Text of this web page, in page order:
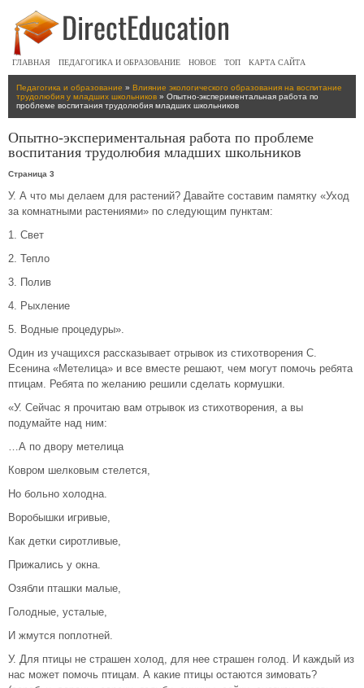
ГЛАВНАЯ ПЕДАГОГИКА И ОБРАЗОВАНИЕ НОВОЕ ТОП КАРТА САЙТА
Педагогика и образование » Влияние экологического образования на воспитание
трудолюбия у младших школьников » Опытно-экспериментальная работа по
проблеме воспитания трудолюбия младших школьников
Опытно-экспериментальная работа по проблеме
воспитания трудолюбия младших школьников
Страница 3
У. А что мы делаем для растений? Давайте составим памятку «Уход
за комнатными растениями» по следующим пунктам:
1. Свет
2. Тепло
3. Полив
4. Рыхление
5. Водные процедуры».
Один из учащихся рассказывает отрывок из стихотворения С.
Есенина «Метелица» и все вместе решают, чем могут помочь ребята
птицам. Ребята по желанию решили сделать кормушки.
«У. Сейчас я прочитаю вам отрывок из стихотворения, а вы
подумайте над ним:
…А по двору метелица
Ковром шелковым стелется,
Но больно холодна.
Воробышки игривые,
Как детки сиротливые,
Прижались у окна.
Озябли пташки малые,
Голодные, усталые,
И жмутся поплотней.
У. Для птицы не страшен холод, для нее страшен голод. И каждый из
нас может помочь птицам. А какие птицы остаются зимовать?